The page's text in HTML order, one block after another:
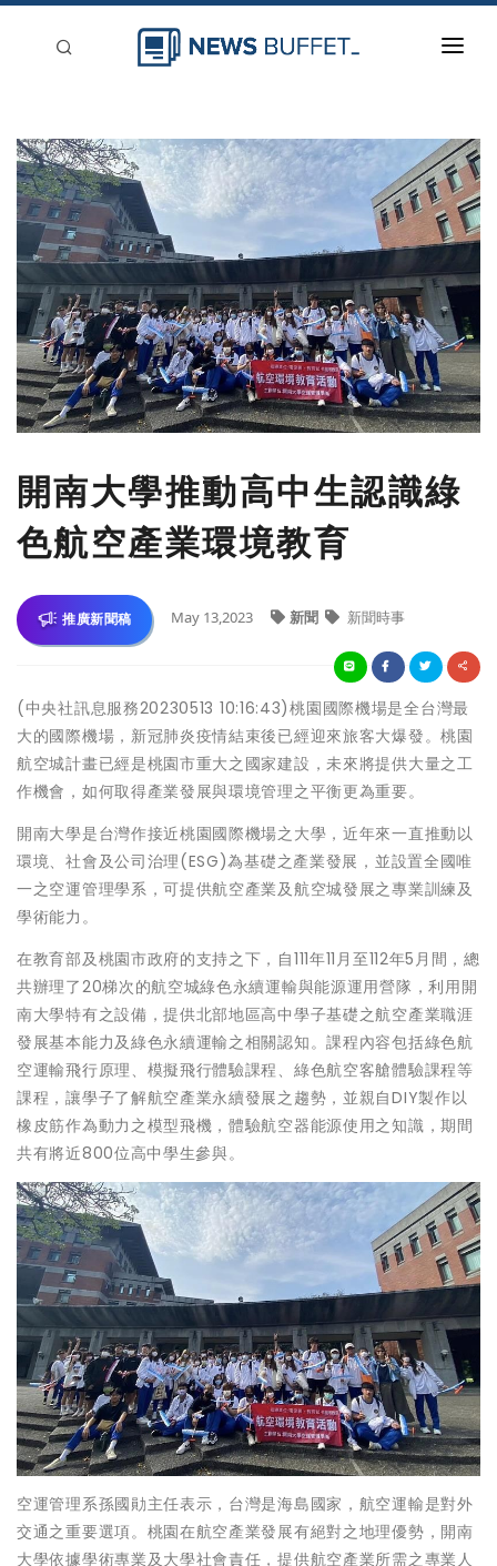
新聞稿分類
登入
刊登
開南大學推動高中生認識綠
色航空產業環境教育
推廣新聞稿 May 13,2023 新聞 新聞時事
(中央社訊息服務20230513 10:16:43)桃園國際機場是全台灣最
大的國際機場，新冠肺炎疫情結束後已經迎來旅客大爆發。桃園
航空城計畫已經是桃園市重大之國家建設，未來將提供大量之工
作機會，如何取得產業發展與環境管理之平衡更為重要。
開南大學是台灣作接近桃園國際機場之大學，近年來一直推動以
環境、社會及公司治理(ESG)為基礎之產業發展，並設置全國唯
一之空運管理學系，可提供航空產業及航空城發展之專業訓練及
學術能力。
在教育部及桃園市政府的支持之下，自111年11月至112年5月間，總
共辦理了20梯次的航空城綠色永續運輸與能源運用營隊，利用開
南大學特有之設備，提供北部地區高中學子基礎之航空產業職涯
發展基本能力及綠色永續運輸之相關認知。課程內容包括綠色航
空運輸飛行原理、模擬飛行體驗課程、綠色航空客艙體驗課程等
課程，讓學子了解航空產業永續發展之趨勢，並親自DIY製作以
橡皮筋作為動力之模型飛機，體驗航空器能源使用之知識，期間
共有將近800位高中學生參與。
空運管理系孫國勛主任表示，台灣是海島國家，航空運輸是對外
交通之重要選項。桃園在航空產業發展有絕對之地理優勢，開南
大學依據學術專業及大學社會責任，提供航空產業所需之專業人